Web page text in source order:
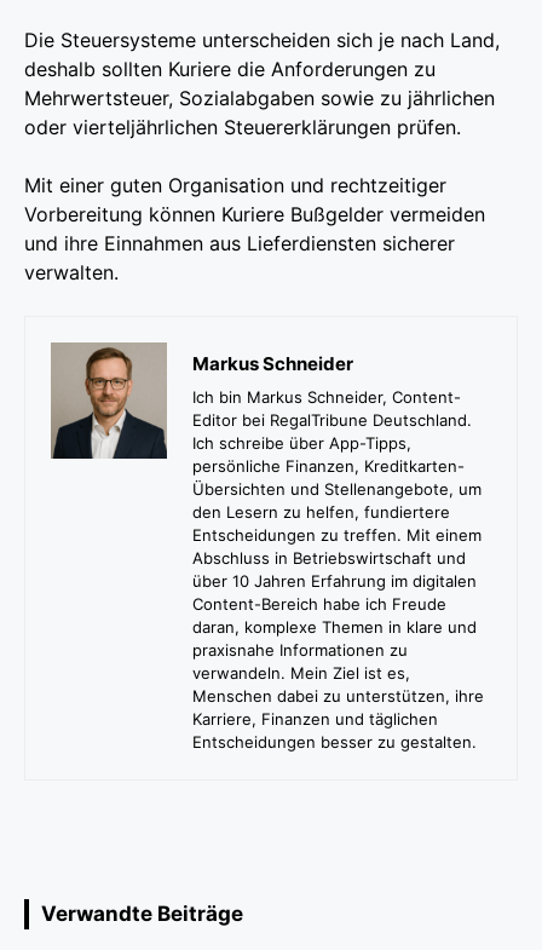
Die Steuersysteme unterscheiden sich je nach Land,
deshalb sollten Kuriere die Anforderungen zu
Mehrwertsteuer, Sozialabgaben sowie zu jährlichen
oder vierteljährlichen Steuererklärungen prüfen.
Mit einer guten Organisation und rechtzeitiger
Vorbereitung können Kuriere Bußgelder vermeiden
und ihre Einnahmen aus Lieferdiensten sicherer
verwalten.
Markus Schneider
Ich bin Markus Schneider, Content-
Editor bei RegalTribune Deutschland.
Ich schreibe über App-Tipps,
persönliche Finanzen, Kreditkarten-
Übersichten und Stellenangebote, um
den Lesern zu helfen, fundiertere
Entscheidungen zu treffen. Mit einem
Abschluss in Betriebswirtschaft und
über 10 Jahren Erfahrung im digitalen
Content-Bereich habe ich Freude
daran, komplexe Themen in klare und
praxisnahe Informationen zu
verwandeln. Mein Ziel ist es,
Menschen dabei zu unterstützen, ihre
Karriere, Finanzen und täglichen
Entscheidungen besser zu gestalten.
Verwandte Beiträge